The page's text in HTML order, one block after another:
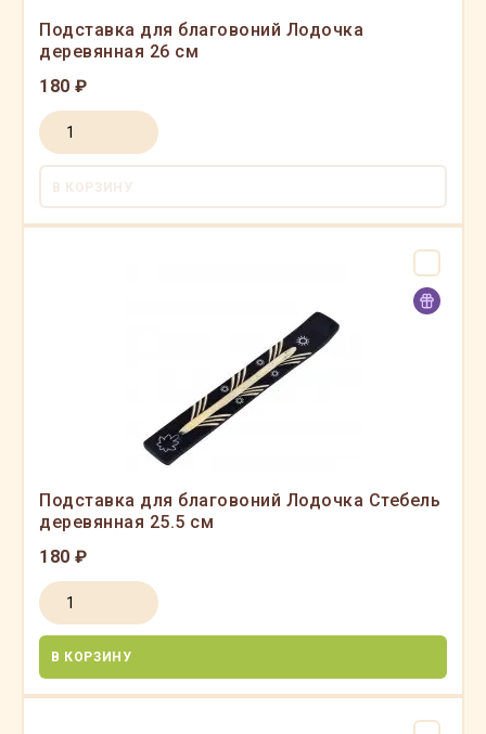
Подставка для благовоний Лодочка
деревянная 26 см
180 ₽
В КОРЗИНУ
Подставка для благовоний Лодочка Стебель
деревянная 25.5 см
180 ₽
В КОРЗИНУ